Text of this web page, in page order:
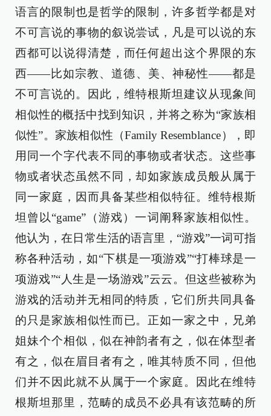
语言的限制也是哲学的限制，许多哲学都是对
不可言说的事物的叙说尝试，凡是可以说的东
西都可以说得清楚，而任何超出这个界限的东
西——比如宗教、道德、美、神秘性——都是
不可言说的。因此，维特根斯坦建议从现象间
相似性的概括中找到知识，并将之称为“家族相
似性”。家族相似性（Family Resemblance），即
用同一个字代表不同的事物或者状态。这些事
物或者状态虽然不同，却如家族成员般从属于
同一家庭，因而具备某些相似特征。维特根斯
坦曾以“game”（游戏）一词阐释家族相似性。
他认为，在日常生活的语言里，“游戏”一词可指
称各种活动，如“下棋是一项游戏”“打棒球是一
项游戏”“人生是一场游戏”云云。但这些被称为
游戏的活动并无相同的特质，它们所共同具备
的只是家族相似性而已。正如一家之中，兄弟
姐妹个个相似，似在神韵者有之，似在体型者
有之，似在眉目者有之，唯其特质不同，但他
们并不因此就不从属于一个家庭。因此在维特
根斯坦那里，范畴的成员不必具有该范畴的所